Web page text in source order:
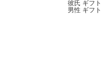
彼氏 ギフト
男性 ギフト